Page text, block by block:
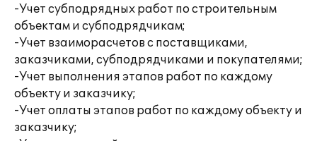
-Учет субподрядных работ по строительным
объектам и субподрядчикам;
-Учет взаиморасчетов с поставщиками,
заказчиками, субподрядчиками и покупателями;
-Учет выполнения этапов работ по каждому
объекту и заказчику;
-Учет оплаты этапов работ по каждому объекту и
заказчику;